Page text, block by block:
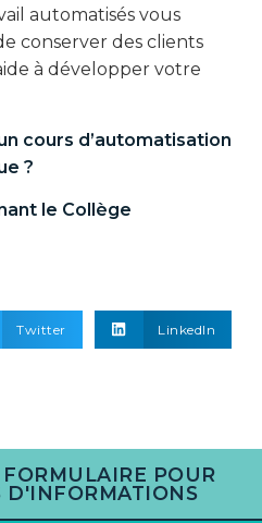
automatisés vous
conserver des clients
à développer votre
cours d’automatisation
?
le Collège
Twitter LinkedIn
FORMULAIRE POUR
D'INFORMATIONS